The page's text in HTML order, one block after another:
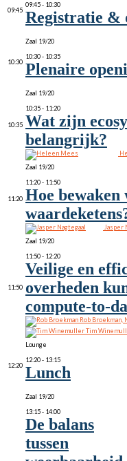
09:45
09:45 - 10:30
Registratie &
10:30
Zaal 19/20
10:30 - 10:35
Plenaire
10:35
Zaal 19/20
10:35 - 11:20
Wat zijn
belangrijk?
11:20
Zaal 19/20
11:20 - 11:50
Hoe bewaken
Jasper
11:50
Zaal 19/20
11:50 - 12:20
Veilige en
overheden
compute-to-
Rob Broekman,
Tim
12:20
Lounge
12:20 - 13:15
Lunch
Zaal 19/20
13:15 - 14:00
De balans
tussen